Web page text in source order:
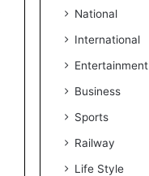
म
की
र्चा
National
International
Entertainment
Business
Sports
Railway
Life Style